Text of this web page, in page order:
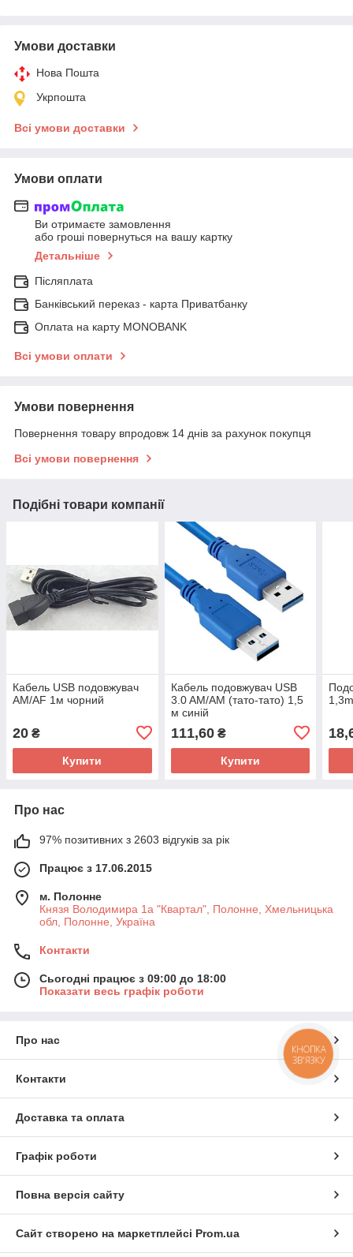
Умови доставки
Нова Пошта
Укрпошта
Всі умови доставки
Умови оплати
Ви отримаєте замовлення
або гроші повернуться на вашу картку
Детальніше
Післяплата
Банківський переказ - карта Приватбанку
Оплата на карту MONOBANK
Всі умови оплати
Умови повернення
Повернення товару впродовж 14 днів за рахунок покупця
Всі умови повернення
Подібні товари компанії
Кабель USB подовжувач
AM/AF 1м чорний
20 ₴
Купити
Кабель подовжувач USB
3.0 AM/AM (тато-тато) 1,5
м синій
111,60₴
Купити
Про нас
97% позитивних з 2603 відгуків за рік
Працює з 17.06.2015
м. Полонне
Князя Володимира 1а "Квартал", Полонне, Хмельницька
обл, Полонне, Україна
Контакти
Сьогодні працює з 09:00 до 18:00
Показати весь графік роботи
Про нас
Контакти
Доставка та оплата
Графік роботи
Повна версія сайту
Сайт створено на маркетплейсі Prom.ua
КНОПКА
ЗВ'ЯЗКУ